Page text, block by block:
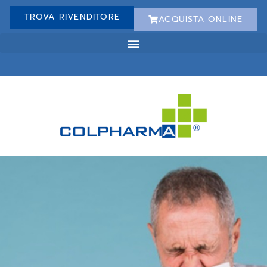
TROVA RIVENDITORE ACQUISTA ONLINE